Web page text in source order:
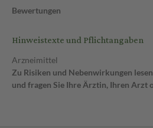
Bewertungen
Hinweistexte und Pflichtangaben
Arzneimittel
Zu Risiken und Nebenwirkungen
und fragen Sie Ihre Ärztin, Ihren Arzt